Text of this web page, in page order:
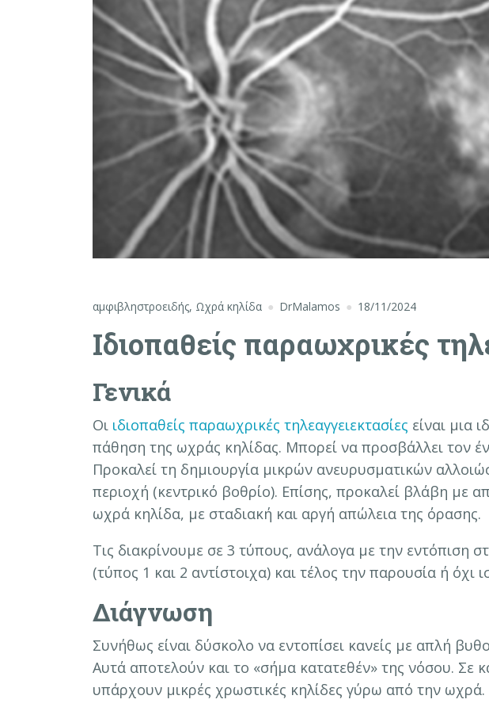
αμφιβληστροειδής, Ωχρά κηλίδα DrMalamos 18/11/2024
Ιδιοπαθείς παραωχρικές
Γενικά
Οι ιδιοπαθείς παραωχρικές τηλεαγγειεκτασίες είναι μια
πάθηση της ωχράς κηλίδας. Μπορεί να προσβάλλει τον
Προκαλεί τη δημιουργία μικρών ανευρυσματικών
περιοχή (κεντρικό βοθρίο). Επίσης, προκαλεί βλάβη με
ωχρά κηλίδα, με σταδιακή και αργή απώλεια της όρασης.
Τις διακρίνουμε σε 3 τύπους, ανάλογα με την εντόπιση
(τύπος 1 και 2 αντίστοιχα) και τέλος την παρουσία ή όχι
Διάγνωση
Συνήθως είναι δύσκολο να εντοπίσει κανείς με απλή
Αυτά αποτελούν και το «σήμα κατατεθέν» της νόσου. Σε
υπάρχουν μικρές χρωστικές κηλίδες γύρω από την ωχρά.